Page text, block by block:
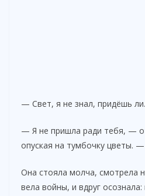
— Свет, я не знал, придёшь
— Я не пришла ради тебя, —
опуская на тумбочку цветы.
Она стояла молча, смотрела
вела войны, и вдруг